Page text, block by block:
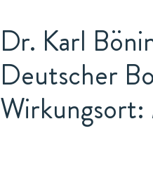
Dr. Karl
Deutscher